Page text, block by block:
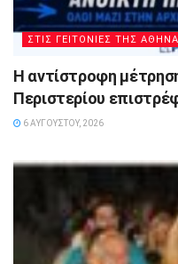
ΣΤΙΣ ΓΕΙΤΟΝΙΕΣ ΤΗΣ
Η αντίστροφη
Περιστερίου
6 ΑΥΓΟΎΣΤΟΥ, 2026